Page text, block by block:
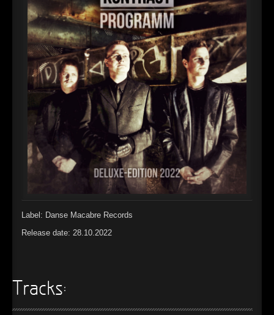
► Rattenfänger
Oberer Totpunkt
► Dia De Los Muertos
Oberer Totpunkt
► Alltag macht tot
Oberer Totpunkt
► Die Krieger
Oberer Totpunkt
► Imperator
Oberer Totpunkt
Maschinenherz
Oberer Totpunkt
► Der Siebte Tag
Oberer Totpunkt
► Langfristig gesehen (sind wir alle tot)
Oberer Totpunkt
►
►
Oberer Totpunkt
Label: Danse Macabre Records
Release date: 28.10.2022
Tracks: